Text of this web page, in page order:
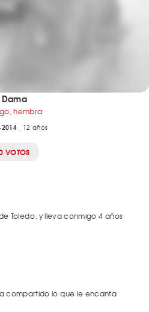
Dama
hembra
, 12 años
VOTOS
Toledo, y lleva conmigo 4 años
compartido lo que le encanta